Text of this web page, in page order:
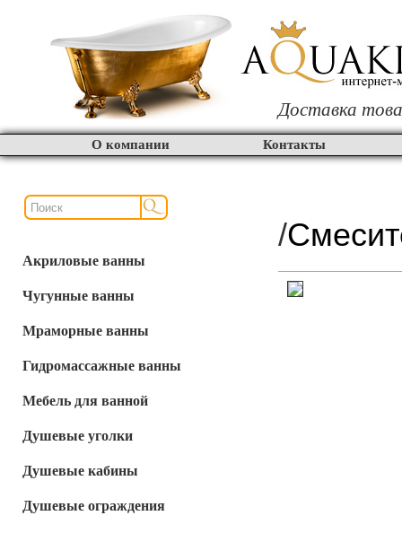
Доставка
О компании Контакты
Акриловые ванны
Чугунные ванны
Мраморные ванны
Гидромассажные ванны
Мебель для ванной
Душевые уголки
Душевые кабины
Душевые ограждения
/